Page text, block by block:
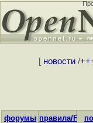
[ новости/
форумы правила/FAQ